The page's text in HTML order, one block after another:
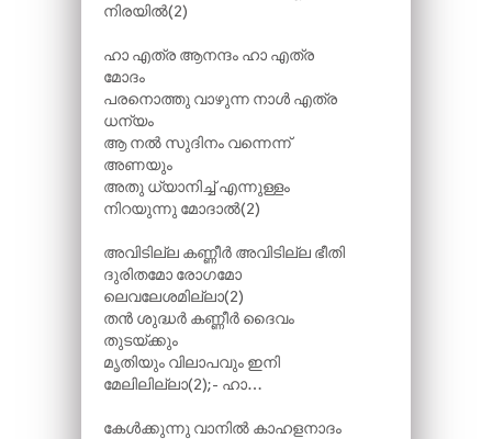
നിരയിൽ(2)
ഹാ എത്ര ആനന്ദം ഹാ എത്ര
മോദം
പരനൊത്തു വാഴുന്ന നാൾ എത്ര
ധന്യം
ആ നൽ സുദിനം വന്നെന്ന്
അണയും
അതു ധ്യാനിച്ച് എന്നുള്ളം
നിറയുന്നു മോദാൽ(2)
അവിടില്ല കണ്ണീർ അവിടില്ല ഭീതി
ദുരിതമോ രോഗമോ
ലെവലേശമില്ലാ(2)
തൻ ശുദ്ധർ കണ്ണീർ ദൈവം
തുടയ്ക്കും
മൃതിയും വിലാപവും ഇനി
മേലിലില്ലാ(2);- ഹാ…
കേൾക്കുന്നു വാനിൽ കാഹളനാദം